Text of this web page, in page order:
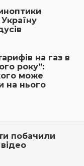
на газ в
року”:
може
на нього
побачили